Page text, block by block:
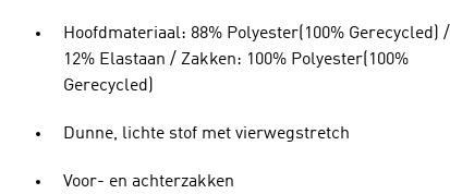
Hoofdmateriaal: 88% Polyester(100% Gerecycled) /
12% Elastaan / Zakken: 100% Polyester(100%
Gerecycled)
Dunne, lichte stof met vierwegstretch
Voor- en achterzakken